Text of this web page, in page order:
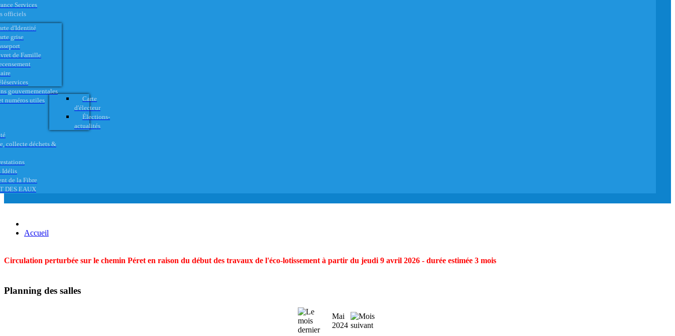
Services
officiels
d'Identité
grise
de Famille
gouvernementales
numéros utiles
Carte
d'électeur
Élections-
actualités
collecte déchets &
Idélis
de la Fibre
DES EAUX
Accueil
Circulation perturbée sur le chemin Péret en raison du début des travaux de l'éco-lotissement à partir du jeudi 9 avril 2026 - durée estimée 3 mois
Planning des salles
Mai
2024